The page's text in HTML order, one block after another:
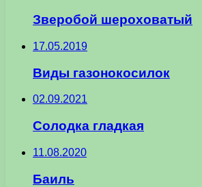
Зверобой шероховатый
17.05.2019
Виды газонокосилок
02.09.2021
Солодка гладкая
11.08.2020
Баиль